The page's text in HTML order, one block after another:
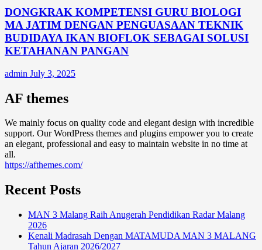
DONGKRAK KOMPETENSI GURU BIOLOGI
MA JATIM DENGAN PENGUASAAN TEKNIK
BUDIDAYA IKAN BIOFLOK SEBAGAI SOLUSI
KETAHANAN PANGAN
admin July 3, 2025
AF themes
We mainly focus on quality code and elegant design with incredible
support. Our WordPress themes and plugins empower you to create
an elegant, professional and easy to maintain website in no time at
all.
https://afthemes.com/
Recent Posts
MAN 3 Malang Raih Anugerah Pendidikan Radar Malang
2026
Kenali Madrasah Dengan MATAMUDA MAN 3 MALANG
Tahun Ajaran 2026/2027